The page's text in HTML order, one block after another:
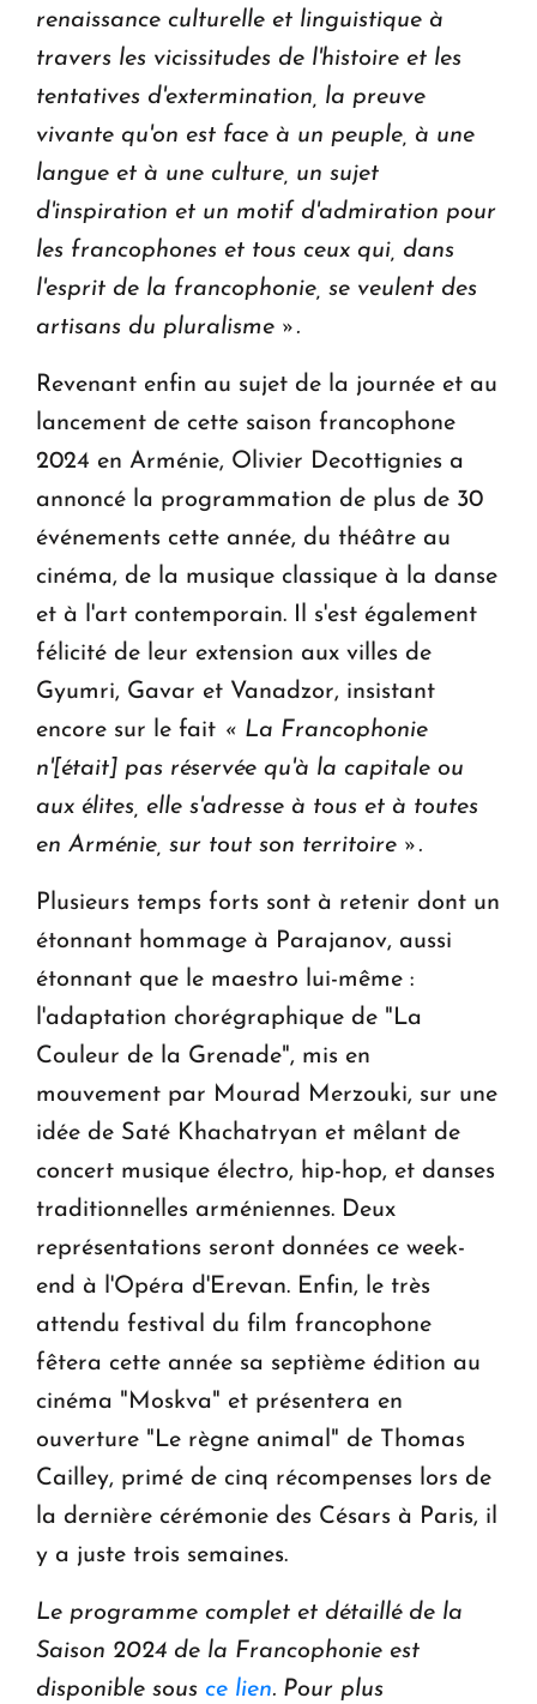
renaissance culturelle et linguistique à
travers les vicissitudes de l'histoire et les
tentatives d'extermination, la preuve
vivante qu'on est face à un peuple, à une
langue et à une culture, un sujet
d'inspiration et un motif d'admiration pour
les francophones et tous ceux qui, dans
l'esprit de la francophonie, se veulent des
artisans du pluralisme ».
Revenant enfin au sujet de la journée et au
lancement de cette saison francophone
2024 en Arménie, Olivier Decottignies a
annoncé la programmation de plus de 30
événements cette année, du théâtre au
cinéma, de la musique classique à la danse
et à l'art contemporain. Il s'est également
félicité de leur extension aux villes de
Gyumri, Gavar et Vanadzor, insistant
encore sur le fait « La Francophonie
n'[était] pas réservée qu'à la capitale ou
aux élites, elle s'adresse à tous et à toutes
en Arménie, sur tout son territoire ».
Plusieurs temps forts sont à retenir dont un
étonnant hommage à Parajanov, aussi
étonnant que le maestro lui-même :
l'adaptation chorégraphique de "La
Couleur de la Grenade", mis en
mouvement par Mourad Merzouki, sur une
idée de Saté Khachatryan et mêlant de
concert musique électro, hip-hop, et danses
traditionnelles arméniennes. Deux
représentations seront données ce week-
end à l'Opéra d'Erevan. Enfin, le très
attendu festival du film francophone
fêtera cette année sa septième édition au
cinéma "Moskva" et présentera en
ouverture "Le règne animal" de Thomas
Cailley, primé de cinq récompenses lors de
la dernière cérémonie des Césars à Paris, il
y a juste trois semaines.
Le programme complet et détaillé de la
Saison 2024 de la Francophonie est
disponible sous ce lien. Pour plus